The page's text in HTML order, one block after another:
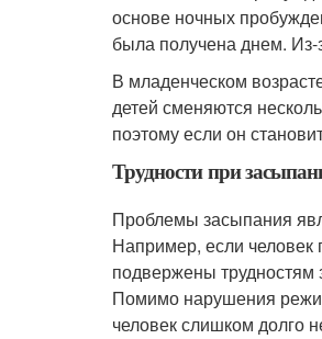
основе ночных
была получена днем. Из-
В младенческом
детей сменяются
поэтому если он
Трудности при
Проблемы засыпания
Например, если
подвержены
Помимо нарушения
человек слишком долго